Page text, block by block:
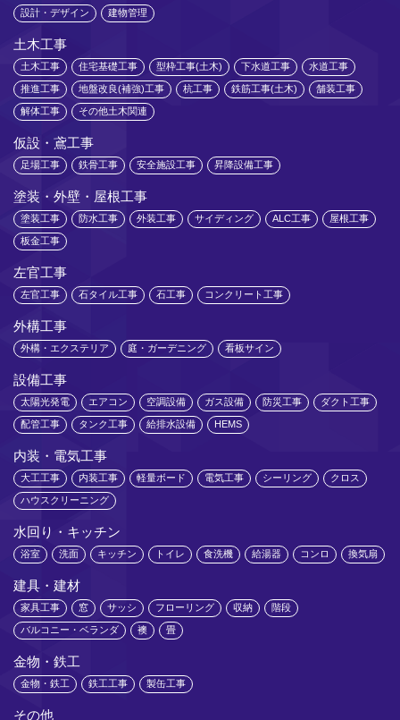
設計・デザイン 建物管理
土木工事
土木工事 住宅基礎工事 型枠工事(土木) 下水道工事 水道工事
推進工事 地盤改良(補強)工事 杭工事 鉄筋工事(土木) 舗装工事
解体工事 その他土木関連
仮設・鳶工事
足場工事 鉄骨工事 安全施設工事 昇降設備工事
塗装・外壁・屋根工事
塗装工事 防水工事 外装工事 サイディング ALC工事 屋根工事
板金工事
左官工事
左官工事 石タイル工事 石工事 コンクリート工事
外構工事
外構・エクステリア 庭・ガーデニング 看板サイン
設備工事
太陽光発電 エアコン 空調設備 ガス設備 防災工事 ダクト工事
配管工事 タンク工事 給排水設備 HEMS
内装・電気工事
大工工事 内装工事 軽量ボード 電気工事 シーリング クロス
ハウスクリーニング
水回り・キッチン
浴室 洗面 キッチン トイレ 食洗機 給湯器 コンロ 換気扇
建具・建材
家具工事 窓 サッシ フローリング 収納 階段
バルコニー・ベランダ 襖 畳
金物・鉄工
金物・鉄工 鉄工工事 製缶工事
その他